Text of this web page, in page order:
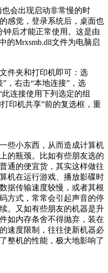
会出现启动非常慢的时
感觉，登录系统后，桌面也
后才能正常使用。这是由
的Mrxsmb.dll文件为电脑启
件夹和打印机即可：选
右击“本地连接”，选
连接使用下列选定的组
印机共享”前的复选框，重
些小东西，从而造成计算机
的瓶颈。比如有些朋友选的
通的便宜货，其实这样做往
机在运行游戏、播放影碟时
据传输速度较慢，或者其根
方式，常常会引起声音的停
。又如有些朋友的机器是升
如内存条舍不得抛弃，装在
速度限制，往往使新机器必
整机的性能，极大地影响了